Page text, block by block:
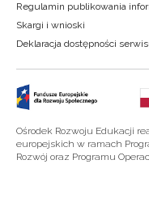
Regulamin publikowania
Skargi i wnioski
Deklaracja dostępności
Ośrodek Rozwoju Edukacji
europejskich w ramach
Rozwój oraz Programu